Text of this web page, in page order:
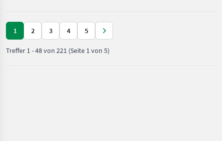
1 2 3 4 5
Treffer 1-48von 221 (Seite 1 von 5)